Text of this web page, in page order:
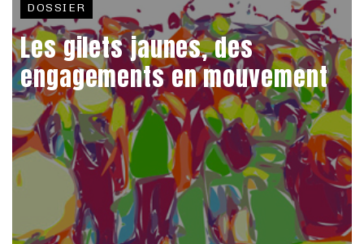
DOSSIER
Les gilets jaunes, des
engagements en mouvement